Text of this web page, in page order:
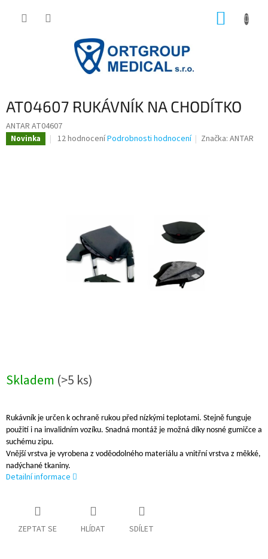
AT04607 RUKÁVNÍK NA CHODÍTKO
ANTAR AT04607
Novinka
Průměrné
12 hodnoceníPodrobnosti hodnocení Značka:ANTAR
Skladem (>5 ks)
Rukávník je určen k ochraně rukou před nízkými teplotami. Stejně funguje
použití i na invalidním vozíku. Snadná montáž je možná díky nosné gumičce a
suchému zipu.
Vnější vrstva je vyrobena z voděodolného materiálu a vnitřní vrstva z měkké,
nadýchané tkaniny.
Detailní informace
ZEPTAT SE HLÍDAT SDÍLET